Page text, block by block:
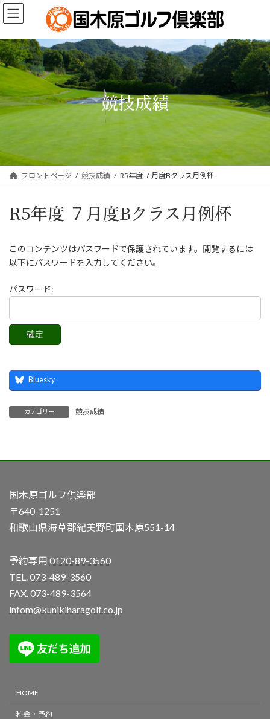
コ
ン
ン
ツ
へ
キ
ッ
プ
ナ
ビ
ー
シ
ョ
に
移
動
競技成績
フロントページ 競技成績 R5年度 ７月度Bクラス月例杯
R5年度 ７月度Bクラス月例杯
このコンテンツはパスワードで保護されています。閲覧するには
以下にパスワードを入力してください。
パスワード:
Bluesky
カテゴリー 競技成績
国木原ゴルフ倶楽部
〒640-1251
和歌山県海草郡紀美野町国木原551-14
予約専用 0120-89-3560
TEL.073-489-3560
FAX. 073-489-3564
infom@kunikiharagolf.co.jp
HOME
料金・予約